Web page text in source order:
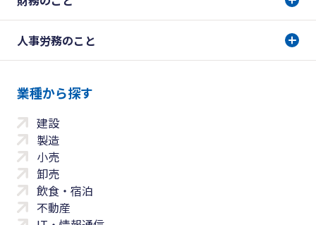
人事労務のこと
業種から探す
建設
製造
小売
卸売
飲食・宿泊
不動産